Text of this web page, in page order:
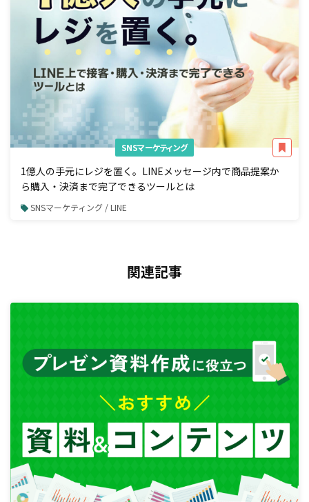
SNSマーケティング
1億人の手元にレジを置く。LINEメッセージ内で商品提案か
ら購入・決済まで完了できるツールとは
SNSマーケティング / LINE
関連記事